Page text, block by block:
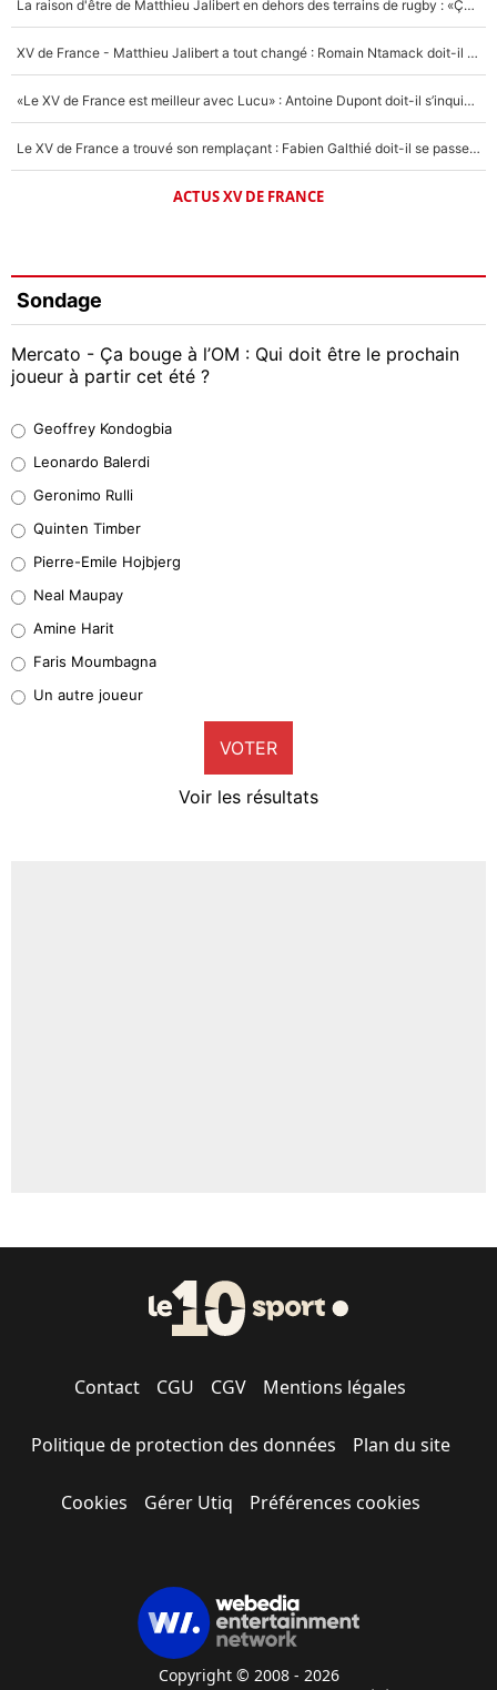
La raison d'être de Matthieu Jalibert en dehors des terrains de rugby : «Ça m'atteint autant que si tu touches à un membre de ma famille»
XV de France - Matthieu Jalibert a tout changé : Romain Ntamack doit-il s’inquiéter pour sa place à un an de la Coupe du monde ?
«Le XV de France est meilleur avec Lucu» : Antoine Dupont doit-il s’inquiéter pour sa place ?
Le XV de France a trouvé son remplaçant : Fabien Galthié doit-il se passer d'Antoine Dupont ?
ACTUS XV DE FRANCE
Sondage
Mercato - Ça bouge à l’OM : Qui doit être le prochain
joueur à partir cet été ?
38%
32%
4%
1%
9%
Geoffrey Kondogbia
Leonardo Balerdi
Geronimo Rulli
Quinten Timber
Pierre-Emile Hojbjerg
Neal Maupay
Amine Harit
Faris Moumbagna
Un autre joueur
VOTER
Voir les résultats
Contact CGU CGV Mentions légales
Politique de protection des données Plan du site
Cookies Gérer Utiq Préférences cookies
Copyright © 2008 - 2026